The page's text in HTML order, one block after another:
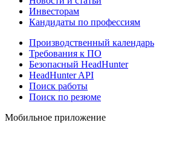
Инвесторам
Кандидаты по профессиям
Производственный календарь
Требования к ПО
Безопасный HeadHunter
HeadHunter API
Поиск работы
Поиск по резюме
Мобильное приложение